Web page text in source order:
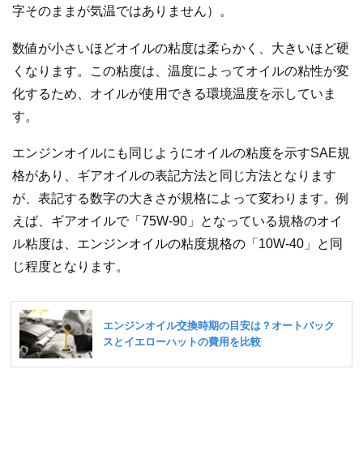
字そのままが気温ではありません）。
数値が小さいほどオイルの粘度は柔らかく、大きいほど硬
くなります。この粘度は、温度によってオイルの粘性が変
化するため、オイルが使用できる環境温度を示していま
す。
エンジンオイルにも同じようにオイルの粘度を示すSAE規
格があり、ギアオイルの表記方法と同じ方法となります
が、表記する数字の大きさが規格によって変わります。例
えば、ギアオイルで「75W-90」となっている規格のオイ
ル粘度は、エンジンオイルの粘度規格の「10W-40」と同
じ程度となります。